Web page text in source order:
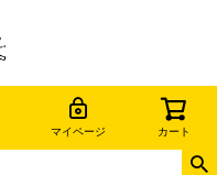
マイページ カート